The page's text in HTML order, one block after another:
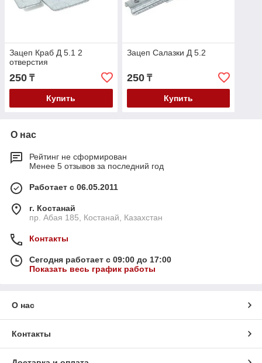
Зацеп Краб Д 5.1 2
отверстия
250 ₸
Купить
Зацеп Салазки Д 5.2
250₸
Купить
О нас
Рейтинг не сформирован
Менее 5 отзывов за последний год
Работает с 06.05.2011
г. Костанай
пр. Абая 185, Костанай, Казахстан
Контакты
Сегодня работает с 09:00 до 17:00
Показать весь график работы
О нас
Контакты